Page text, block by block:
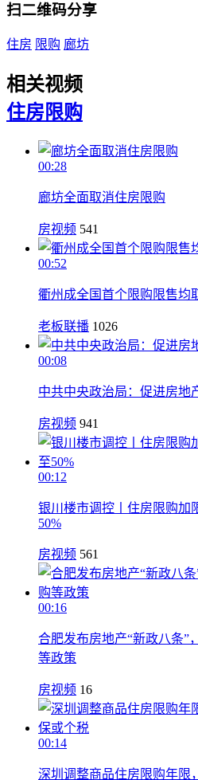
扫二维码分享
住房 限购 廊坊
相关视频
住房限购
00:28
廊坊全面取消住房限购
房视频 541
00:52
衢州成全国首个限购限售均
老板联播 1026
00:08
中共中央政治局：促进房地
房视频 941
00:12
银川楼市调控丨住房限购加
50%
房视频 561
00:16
合肥发布房地产“新政八条”
等政策
房视频 16
00:14
深圳调整商品住房限购年限